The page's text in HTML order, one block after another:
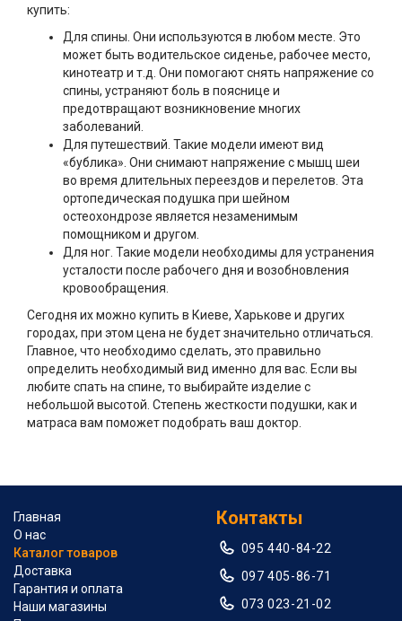
купить:
Для спины. Они используются в любом месте. Это
может быть водительское сиденье, рабочее место,
кинотеатр и т.д. Они помогают снять напряжение со
спины, устраняют боль в пояснице и
предотвращают возникновение многих
заболеваний.
Для путешествий. Такие модели имеют вид
«бублика». Они снимают напряжение с мышц шеи
во время длительных переездов и перелетов. Эта
ортопедическая подушка при шейном
остеохондрозе является незаменимым
помощником и другом.
Для ног. Такие модели необходимы для устранения
усталости после рабочего дня и возобновления
кровообращения.
Сегодня их можно купить в Киеве, Харькове и других
городах, при этом цена не будет значительно отличаться.
Главное, что необходимо сделать, это правильно
определить необходимый вид именно для вас. Если вы
любите спать на спине, то выбирайте изделие с
небольшой высотой. Степень жесткости подушки, как и
матраса вам поможет подобрать ваш доктор.
Главная
О нас
Каталог товаров
Доставка
Гарантия и оплата
Наши магазины
Контакты
095 440-84-22
097 405-86-71
073 023-21-02